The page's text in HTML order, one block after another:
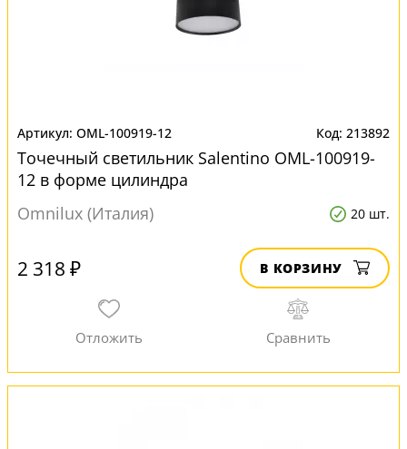
OML-100919-12 213892
Точечный светильник Salentino OML-100919-
12 в форме цилиндра
Omnilux (Италия)
20 шт.
2 318 ₽ В КОРЗИНУ